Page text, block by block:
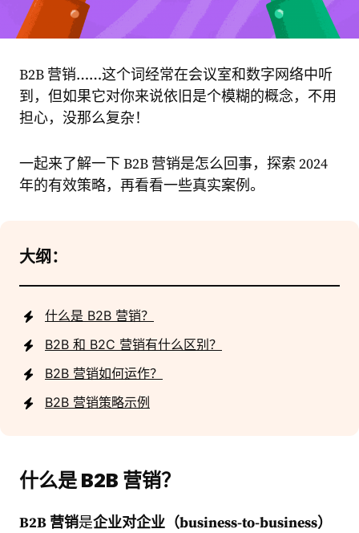
B2B 营销……这个词经常在会议室和数字网络中听
到，但如果它对你来说依旧是个模糊的概念，不用
担心，没那么复杂！
一起来了解一下 B2B 营销是怎么回事，探索 2024
年的有效策略，再看看一些真实案例。
大纲：
什么是 B2B 营销？
B2B 和 B2C 营销有什么区别？
B2B 营销如何运作？
B2B 营销策略示例
什么是 B2B 营销？
B2B 营销是企业对企业（business-to-business）